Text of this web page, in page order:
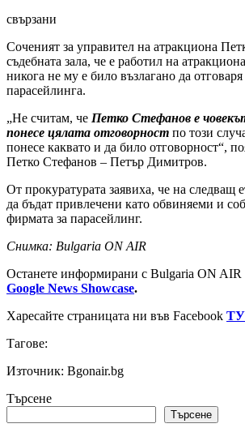
свързани
Соченият за управител на атракциона
съдебната зала, че е работил на
никога не му е било възлагано да
парасейлинга.
„Не считам, че Петко Стефанов е
понесе цялата отговорност по този
понесе каквато и да било отговорност“,
Петко Стефанов – Петър Димитров.
От прокуратурата заявиха, че на следващ
да бъдат привлечени като обвиняеми и
фирмата за парасейлинг.
Снимка: Bulgaria ON AIR
Останете информирани с Bulgaria ON AIR
Google News Showcase.
Харесайте страницата ни във Facebook
Тагове:
Източник: Bgonair.bg
Търсене
Търсене